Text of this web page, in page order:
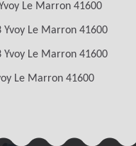
Le Marron 41600
Yvoy Le Marron 41600
Yvoy Le Marron 41600
Le Marron 41600